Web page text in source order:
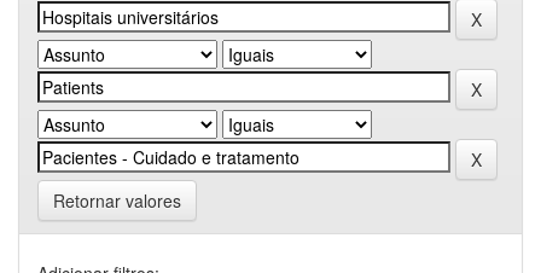
Retornar valores